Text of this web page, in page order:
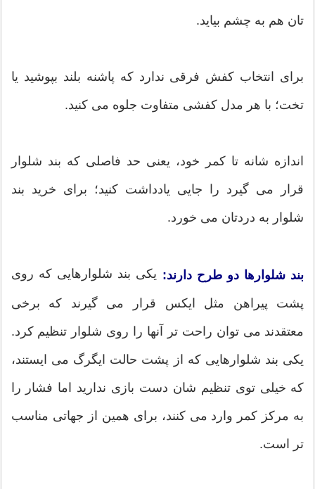
تان هم به چشم بیاید.
برای انتخاب کفش فرقی ندارد که پاشنه بلند بپوشید یا
تخت؛ با هر مدل کفشی متفاوت جلوه می کنید.
اندازه شانه تا کمر خود، یعنی حد فاصلی که بند شلوار
قرار می گیرد را جایی یادداشت کنید؛ برای خرید بند
شلوار به دردتان می خورد.
بند شلوارها دو طرح دارند: یکی بند شلوارهایی که روی
پشت پیراهن مثل ایکس قرار می گیرند که برخی
معتقدند می توان راحت تر آنها را روی شلوار تنظیم کرد.
یکی بند شلوارهایی که از پشت حالت ایگرگ می ایستند،
که خیلی توی تنظیم شان دست بازی ندارید اما فشار را
به مرکز کمر وارد می کنند، برای همین از جهاتی مناسب
تر است.